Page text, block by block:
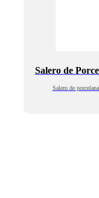
Salero de
Salero de